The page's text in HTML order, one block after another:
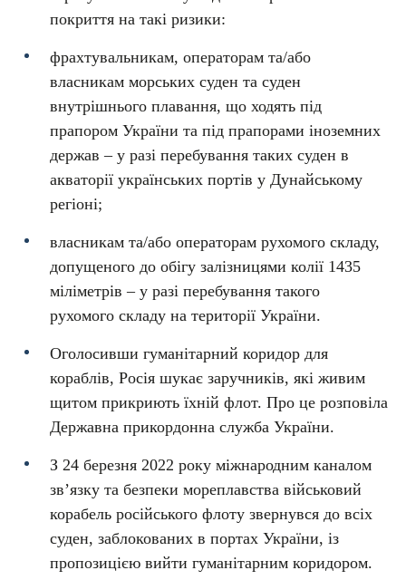
покриття на такі ризики:
фрахтувальникам, операторам та/або
власникам морських суден та суден
внутрішнього плавання, що ходять під
прапором України та під прапорами іноземних
держав – у разі перебування таких суден в
акваторії українських портів у Дунайському
регіоні;
власникам та/або операторам рухомого складу,
допущеного до обігу залізницями колії 1435
міліметрів – у разі перебування такого
рухомого складу на території України.
Оголосивши гуманітарний коридор для
кораблів, Росія шукає заручників, які живим
щитом прикриють їхній флот. Про це розповіла
Державна прикордонна служба України.
З 24 березня 2022 року міжнародним каналом
зв’язку та безпеки мореплавства військовий
корабель російського флоту звернувся до всіх
суден, заблокованих в портах України, із
пропозицією вийти гуманітарним коридором.